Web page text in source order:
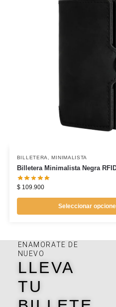
BILLETERA ,MINIMALISTA
Billetera Minimalista Negra
$109.900
Seleccionar
ENAMORATE DE
NUEVO
LLEVA
TU